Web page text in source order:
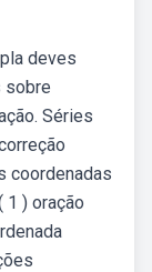
deves
sobre
Séries
coordenadas
1 ) oração